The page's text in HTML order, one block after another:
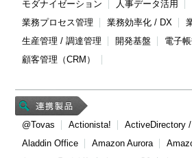
モダナイゼーション 人事データ活用
業務プロセス管理
業務効率化 / DX
生産管理 / 調達管理
開発基盤
電子
顧客管理（CRM）
@Tovas Actionista!
ActiveDirectory
Aladdin Office
Amazon Aurora